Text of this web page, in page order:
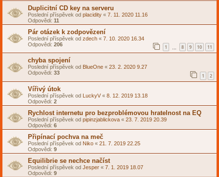
Duplicitní CD key na serveru
Poslední příspěvek od placidity « 7. 11. 2020 11.16
Odpovědi: 11
Pár otázek k zodpovězení
Poslední příspěvek od zdech « 7. 10. 2020 16.34
Odpovědi: 206 1 8 9 10 11
chyba spojení
Poslední příspěvek od BlueOne « 23. 2. 2020 9.27
Odpovědi: 33 1 2
Vířivý útok
Poslední příspěvek od LuckyV « 8. 12. 2019 13.18
Odpovědi: 2
Rychlost internetu pro bezproblémovou hratelnost na EQ
Poslední příspěvek od pipinzjablickova « 23. 7. 2019 20.39
Odpovědi: 6
Připínací pochva na meč
Poslední příspěvek od Niko « 21. 7. 2019 22.25
Odpovědi: 9
Equilibrie se nechce načíst
Poslední příspěvek od Jesper « 7. 1. 2019 18.07
Odpovědi: 9